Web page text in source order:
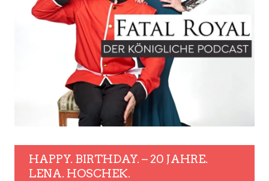
HAPPY. BIRTHDAY. – 20 JAHRE.
LENA. HOSCHEK.